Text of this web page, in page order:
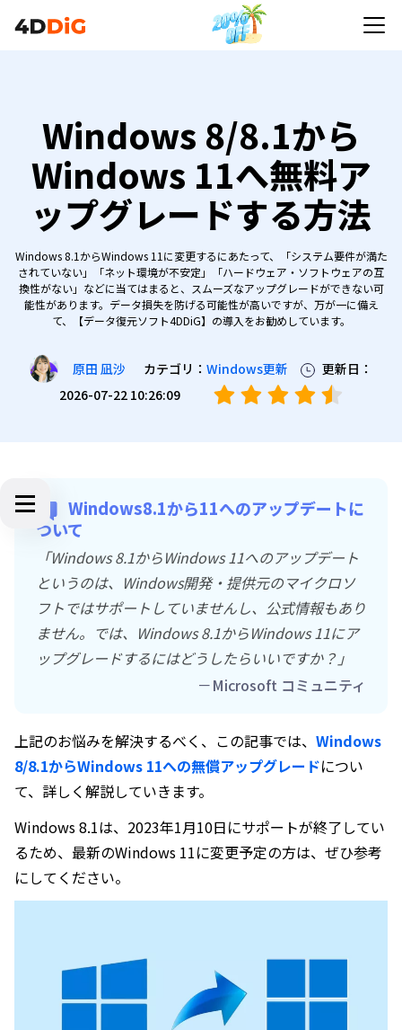
Windows 8/8.1から
Windows 11へ無料ア
ップグレードする方法
Windows 8.1からWindows 11に変更するにあたって、「システム要件が満た
されていない」「ネット環境が不安定」「ハードウェア・ソフトウェアの互
換性がない」などに当てはまると、スムーズなアップグレードができない可
能性があります。データ損失を防げる可能性が高いですが、万が一に備え
て、【データ復元ソフト4DDiG】の導入をお勧めしています。
原田 凪沙 カテゴリ： Windows更新
更新日：
2026-07-22 10:26:09
Windows8.1から11へのアップデートに
ついて
「Windows 8.1からWindows 11へのアップデート
というのは、Windows開発・提供元のマイクロソ
フトではサポートしていませんし、公式情報もあり
ません。では、Windows 8.1からWindows 11にア
ップグレードするにはどうしたらいいですか？」
－Microsoft コミュニティ
上記のお悩みを解決するべく、この記事では、 Windows
8/8.1からWindows 11への無償アップグレードについ
て、詳しく解説していきます。
Windows 8.1は、2023年1月10日にサポートが終了してい
るため、最新のWindows 11に変更予定の方は、ぜひ参考
にしてください。